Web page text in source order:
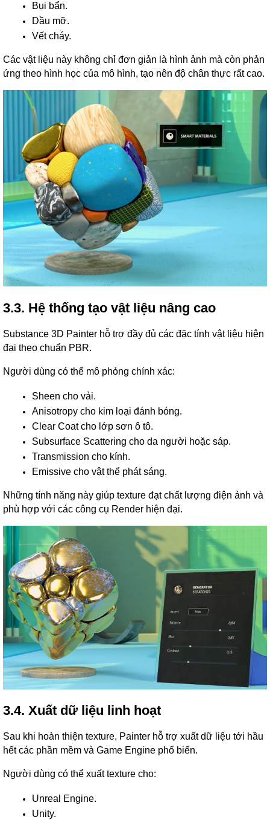
Bụi bẩn.
Dầu mỡ.
Vết cháy.
Các vật liệu này không chỉ đơn giản là hình ảnh mà còn phản
ứng theo hình học của mô hình, tạo nên độ chân thực rất cao.
3.3. Hệ thống tạo vật liệu nâng cao
Substance 3D Painter hỗ trợ đầy đủ các đặc tính vật liệu hiện
đại theo chuẩn PBR.
Người dùng có thể mô phỏng chính xác:
Sheen cho vải.
Anisotropy cho kim loại đánh bóng.
Clear Coat cho lớp sơn ô tô.
Subsurface Scattering cho da người hoặc sáp.
Transmission cho kính.
Emissive cho vật thể phát sáng.
Những tính năng này giúp texture đạt chất lượng điện ảnh và
phù hợp với các công cụ Render hiện đại.
3.4. Xuất dữ liệu linh hoạt
Sau khi hoàn thiện texture, Painter hỗ trợ xuất dữ liệu tới hầu
hết các phần mềm và Game Engine phổ biến.
Người dùng có thể xuất texture cho:
Unreal Engine.
Unity.